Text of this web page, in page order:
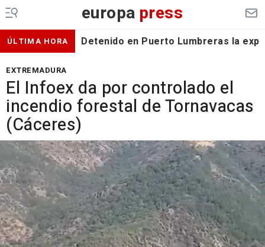
europa press
ÚLTIMA HORA Detenido en Puerto Lumbreras la
EXTREMADURA
El Infoex da por controlado el
incendio forestal de Tornavacas
(Cáceres)